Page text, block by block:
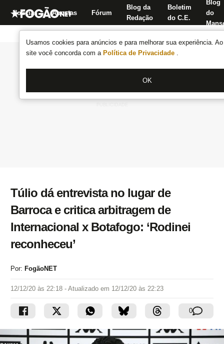
Usamos cookies para anúncios e para melhorar sua experiência.
site você concorda com a Política de Privacidade .
OK
Notícias Apostas Fórum
Blog da
Redação
Boletim
do C.E.
Blog
do
Túlio dá entrevista no lugar de
Barroca e critica arbitragem de
Internacional x Botafogo: ‘Rodinei
reconheceu’
Por: FogãoNET
12/12/20 às 22:18 - Atualizado em 12/12/20 às 22:23
0